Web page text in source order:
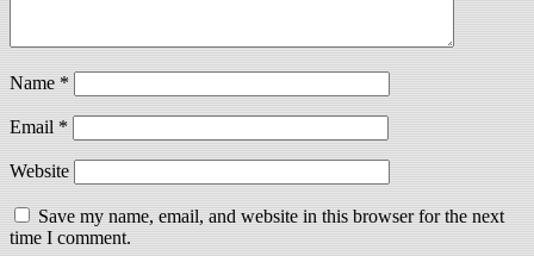
Name *
Email *
Website
Save my name, email, and website in this browser for the next
time I comment.